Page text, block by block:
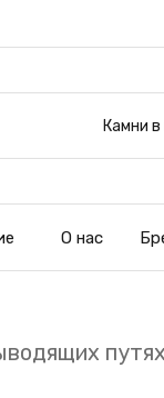
Камни
О нас
путях